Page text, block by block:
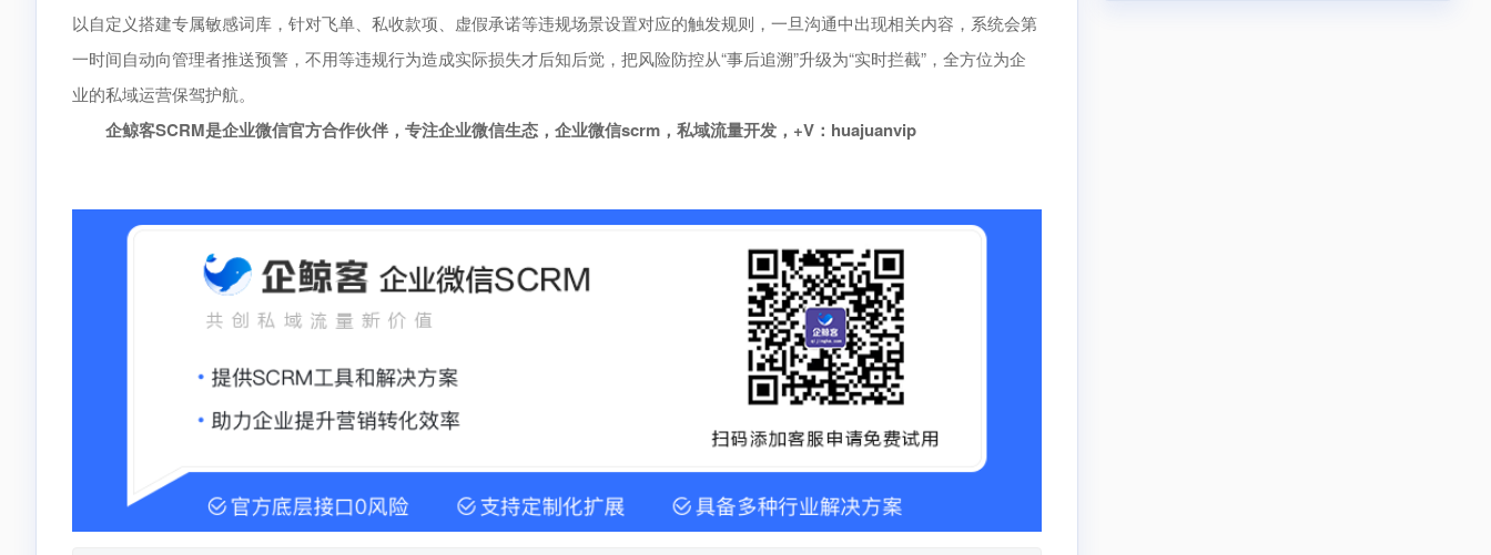
以自定义搭建专属敏感词库，针对飞单、私收款项、虚假承诺等违规场景设置对应的触发规则，一旦沟通中出现相关内容，系统会第
一时间自动向管理者推送预警，不用等违规行为造成实际损失才后知后觉，把风险防控从“事后追溯”升级为“实时拦截”，全方位为企
业的私域运营保驾护航。
企鲸客SCRM是企业微信官方合作伙伴，专注企业微信生态，企业微信scrm，私域流量开发，+V：huajuanvip